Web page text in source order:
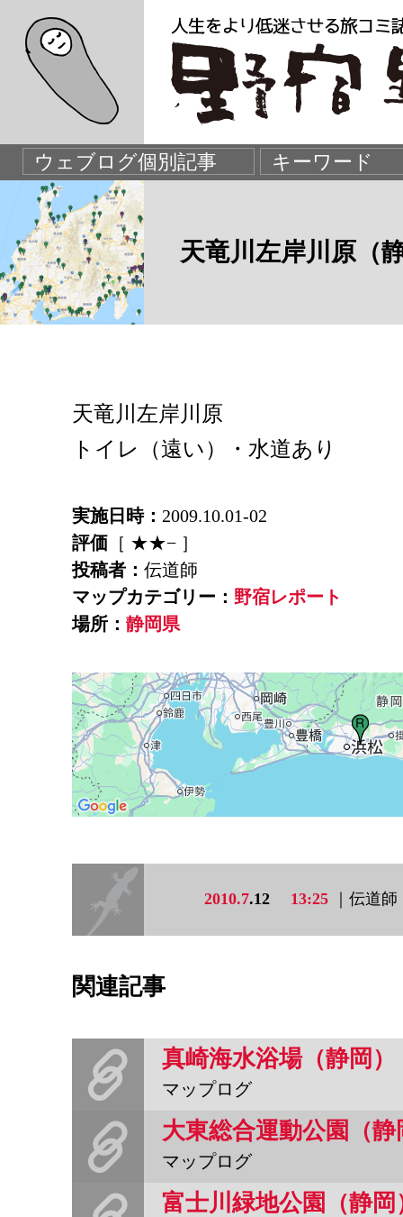
天竜川左岸川原（
天竜川左岸川原
トイレ（遠い）・水道あり
実施日時： 2009.10.01-02
評価 ［ ★★− ］
投稿者： 伝道師
マップカテゴリー： 野宿レポート
場所： 静岡県
2010.7.12 13:25 ｜伝道師
関連記事
真崎海水浴場（静岡）
マップログ
大東総合運動公園（静
マップログ
富士川緑地公園（静岡